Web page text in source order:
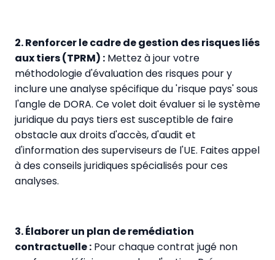
2. Renforcer le cadre de gestion des risques liés
aux tiers (TPRM) : Mettez à jour votre
méthodologie d'évaluation des risques pour y
inclure une analyse spécifique du 'risque pays' sous
l'angle de DORA. Ce volet doit évaluer si le système
juridique du pays tiers est susceptible de faire
obstacle aux droits d'accès, d'audit et
d'information des superviseurs de l'UE. Faites appel
à des conseils juridiques spécialisés pour ces
analyses.
3. Élaborer un plan de remédiation
contractuelle : Pour chaque contrat jugé non